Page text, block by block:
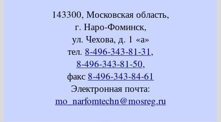
143300, Московская область,
г. Наро-Фоминск,
ул. Чехова, д. 1 «а»
тел. 8-496-343-81-31,
8-496-343-81-50,
факс 8-496-343-84-61
Электронная почта:
mo_narfomtechn@mosreg.ru